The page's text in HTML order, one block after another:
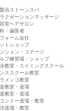
浴ストーンスパ
クゼーションマッサージ
室ヘアサロン
・歯医者
ォーム会社
トショップ
ション・コテージ
フ練習場・ショップ
教室・スイミングスクール
ススクール教室
メンコ教室
教室・道場
教室・道場
ンドー道場・教室
道場・教室